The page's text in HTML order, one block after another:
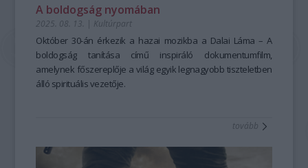
A boldogság nyomában
2025. 08. 13. | Kultúrpart
Október 30-án érkezik a hazai mozikba a Dalai Láma – A
boldogság tanítása című inspiráló dokumentumfilm,
amelynek főszereplője a világ egyik legnagyobb tiszteletben
álló spirituális vezetője.
tovább